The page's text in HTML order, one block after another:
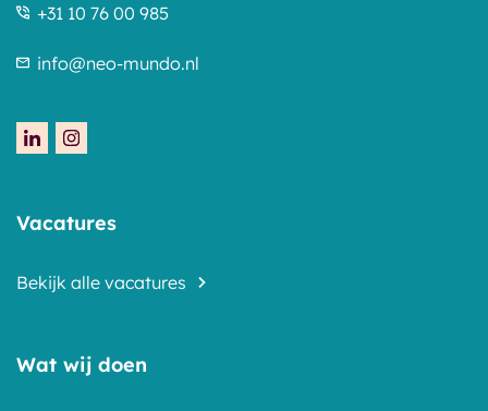
+31 10 76 00 985
info@neo-mundo.nl
Vacatures
Bekijk alle vacatures
Wat wij doen